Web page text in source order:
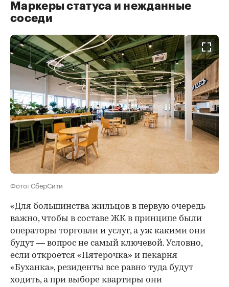
Маркеры статуса и нежданные
соседи
Фото: СберСити
«Для большинства жильцов в первую очередь
важно, чтобы в составе ЖК в принципе были
операторы торговли и услуг, а уж какими они
будут — вопрос не самый ключевой. Условно,
если откроется «Пятерочка» и пекарня
«Буханка», резиденты все равно туда будут
ходить, а при выборе квартиры они